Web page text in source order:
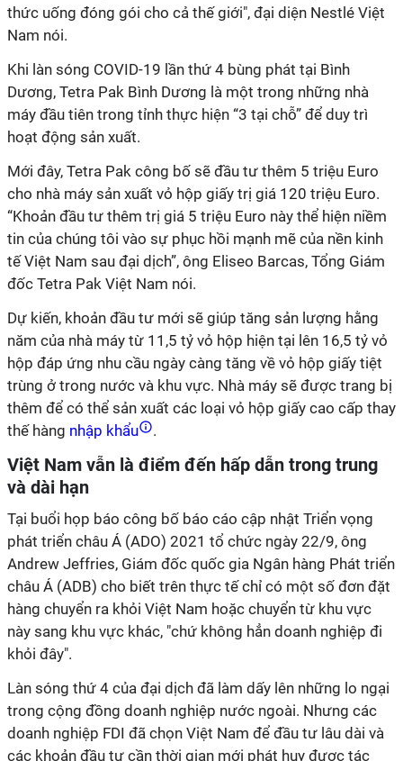
thức uống đóng gói cho cả thế giới", đại diện Nestlé Việt
Nam nói.
Khi làn sóng COVID-19 lần thứ 4 bùng phát tại Bình
Dương, Tetra Pak Bình Dương là một trong những nhà
máy đầu tiên trong tỉnh thực hiện “3 tại chỗ” để duy trì
hoạt động sản xuất.
Mới đây, Tetra Pak công bố sẽ đầu tư thêm 5 triệu Euro
cho nhà máy sản xuất vỏ hộp giấy trị giá 120 triệu Euro.
“Khoản đầu tư thêm trị giá 5 triệu Euro này thể hiện niềm
tin của chúng tôi vào sự phục hồi mạnh mẽ của nền kinh
tế Việt Nam sau đại dịch”, ông Eliseo Barcas, Tổng Giám
đốc Tetra Pak Việt Nam nói.
Dự kiến, khoản đầu tư mới sẽ giúp tăng sản lượng hằng
năm của nhà máy từ 11,5 tỷ vỏ hộp hiện tại lên 16,5 tỷ vỏ
hộp đáp ứng nhu cầu ngày càng tăng về vỏ hộp giấy tiệt
trùng ở trong nước và khu vực. Nhà máy sẽ được trang bị
thêm để có thể sản xuất các loại vỏ hộp giấy cao cấp thay
thế hàng nhập khẩu .
Việt Nam vẫn là điểm đến hấp dẫn trong trung
và dài hạn
Tại buổi họp báo công bố báo cáo cập nhật Triển vọng
phát triển châu Á (ADO) 2021 tổ chức ngày 22/9, ông
Andrew Jeffries, Giám đốc quốc gia Ngân hàng Phát triển
châu Á (ADB) cho biết trên thực tế chỉ có một số đơn đặt
hàng chuyển ra khỏi Việt Nam hoặc chuyển từ khu vực
này sang khu vực khác, "chứ không hẳn doanh nghiệp đi
khỏi đây".
Làn sóng thứ 4 của đại dịch đã làm dấy lên những lo ngại
trong cộng đồng doanh nghiệp nước ngoài. Nhưng các
doanh nghiệp FDI đã chọn Việt Nam để đầu tư lâu dài và
các khoản đầu tư cần thời gian mới phát huy được tác